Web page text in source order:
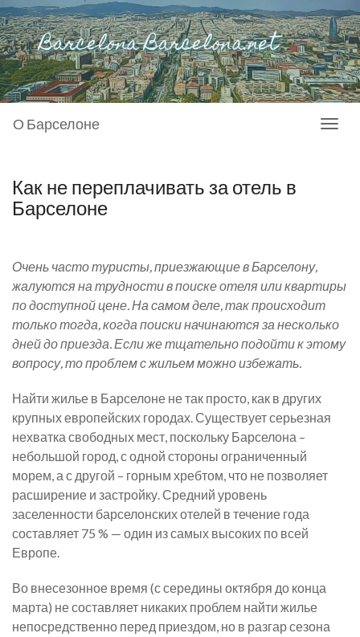
О Барселоне
Как не переплачивать за отель в
Барселоне
Очень часто туристы, приезжающие в Барселону,
жалуются на трудности в поиске отеля или квартиры
по доступной цене. На самом деле, так происходит
только тогда, когда поиски начинаются за несколько
дней до приезда. Если же тщательно подойти к этому
вопросу, то проблем с жильем можно избежать.
Найти жилье в Барселоне не так просто, как в других
крупных европейских городах. Существует серьезная
нехватка свободных мест, поскольку Барселона –
небольшой город, с одной стороны ограниченный
морем, а с другой – горным хребтом, что не позволяет
расширение и застройку. Средний уровень
заселенности барселонских отелей в течение года
составляет 75 % — один из самых высоких по всей
Европе.
Во внесезонное время (с середины октября до конца
марта) не составляет никаких проблем найти жилье
непосредственно перед приездом, но в разгар сезона